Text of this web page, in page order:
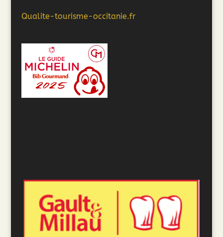
Qualite-tourisme-occitanie.fr